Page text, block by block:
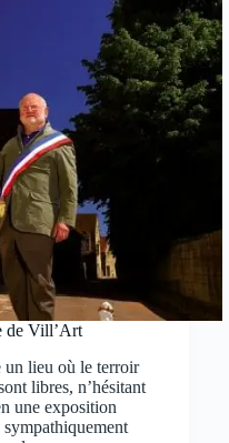
de Vill’Art
un lieu où le terroir
libres, n’hésitant
une exposition